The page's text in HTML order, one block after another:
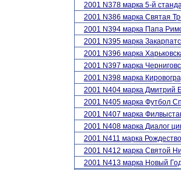
2001 N378 марка 5-й
2001 N386 марка Святая
2001 N394 марка Папа
2001 N395 марка
2001 N396 марка
2001 N397 марка
2001 N398 марка
2001 N404 марка Дмитрий
2001 N405 марка Футбол
2001 N407 марка
2001 N408 марка Диалог
2001 N411 марка
2001 N412 марка Святой
2001 N413 марка Новый